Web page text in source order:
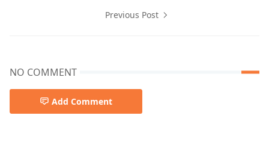
Previous Post
NO COMMENT
Add Comment